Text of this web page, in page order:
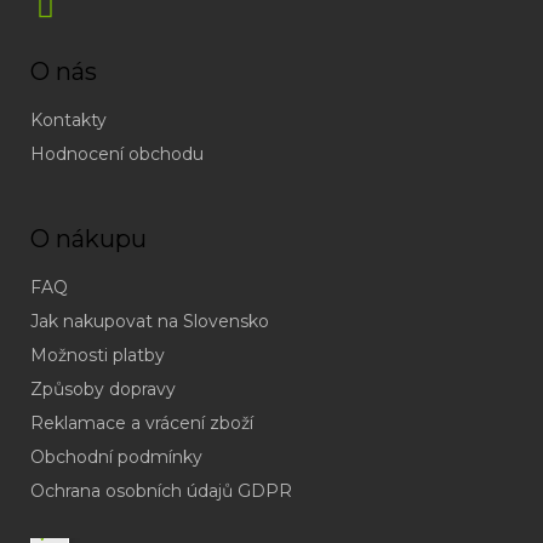
O nás
Kontakty
Hodnocení obchodu
O nákupu
FAQ
Jak nakupovat na Slovensko
Možnosti platby
Způsoby dopravy
Reklamace a vrácení zboží
Obchodní podmínky
Ochrana osobních údajů GDPR
(odpověď
do
v